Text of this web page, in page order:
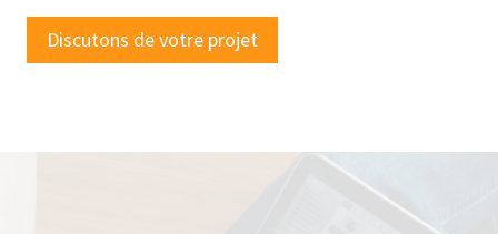
Discutons de votre projet